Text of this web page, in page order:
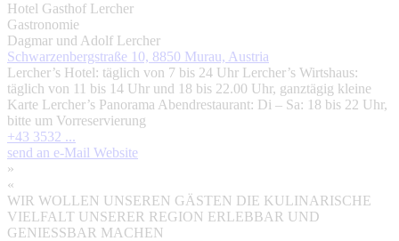
Hotel Gasthof Lercher
Gastronomie
Dagmar und Adolf Lercher
Schwarzenbergstraße 10, 8850 Murau, Austria
Lercher’s Hotel: täglich von 7 bis 24 Uhr Lercher’s Wirtshaus:
täglich von 11 bis 14 Uhr und 18 bis 22.00 Uhr, ganztägig kleine
Karte Lercher’s Panorama Abendrestaurant: Di – Sa: 18 bis 22 Uhr,
bitte um Vorreservierung
+43 3532 ...
send an e-Mail Website
»
«
WIR WOLLEN UNSEREN GÄSTEN DIE KULINARISCHE
VIELFALT UNSERER REGION ERLEBBAR UND
GENIESSBAR MACHEN